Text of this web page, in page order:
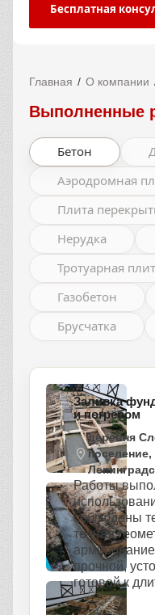
Бесплатная
Главная О компании
Выполненные
Бетон
Аэродромная
Плита
Нерудка
Тротуарная
Газобетон
Брусчатка
Заливка
и погребом
деревня
Работы
соблюдены
точная
прочной,
готовой к